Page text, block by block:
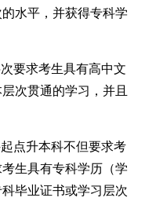
水平，并获得专科学
要求考生具有高中文
次贯通的学习，并且
点升本科不但要求考
生具有专科学历（学
毕业证书或学习层次